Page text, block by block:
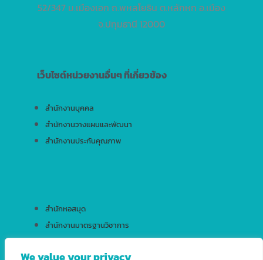
We value your privacy
52/347 ม.เมืองเอก ถ.พหลโยธิน ต.หลักหก อ.เมือง
จ.ปทุมธานี 12000
เว็บไซต์หน่วยงานอื่นๆ ที่เกี่ยวข้อง
สำนักงานบุคคล
สำนักงานวางแผนและพัฒนา
สำนักงานประกันคุณภาพ
สำนักหอสมุด
สำนักงานมาตรฐานวิชาการ
สำนักบริการเทคโนโลยีสารสนเทศ